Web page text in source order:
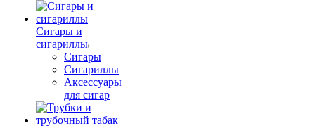
Сигары и
сигариллы
Сигары
Сигариллы
Аксессуары
для сигар